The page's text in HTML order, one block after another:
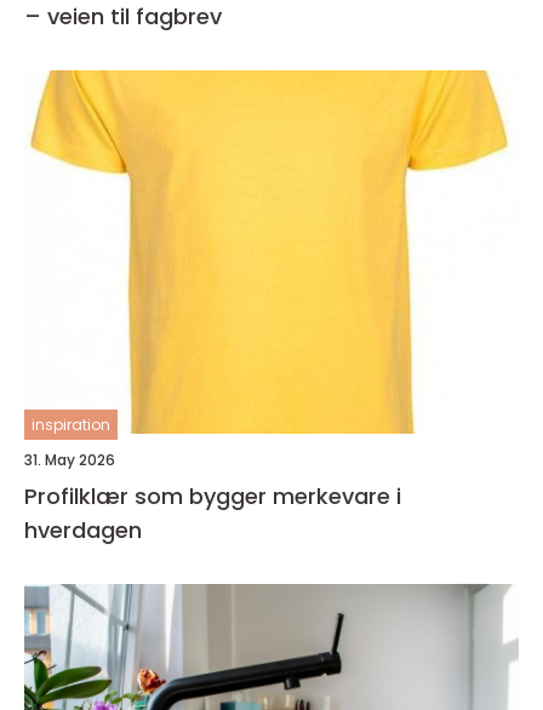
– veien til fagbrev
inspiration
31. May 2026
Profilklær som bygger merkevare i
hverdagen